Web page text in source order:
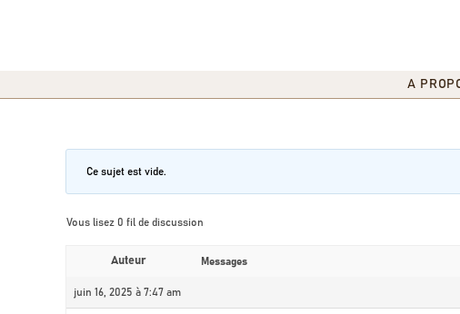
A
Ce sujet est vide.
Vous lisez 0 fil de discussion
Auteur Messages
juin 16, 2025 à 7:47 am